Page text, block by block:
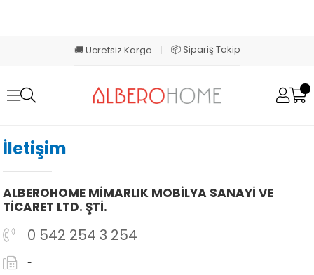
🚚 Ücretsiz Kargo 📦 Sipariş Takip
İletişim
ALBEROHOME MİMARLIK MOBİLYA SANAYİ VE
TİCARET LTD. ŞTİ.
0 542 254 3 254
-